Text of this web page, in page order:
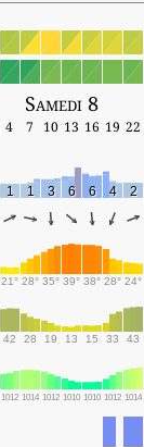
Samedi 8
4 7 10 13 16 19 22
1 1 3 6 6 4 2
21° 28° 35° 39° 38° 28° 24°
42 28 19 13 15 33 43
1012 1014 1012 1010 1010 1012 1014